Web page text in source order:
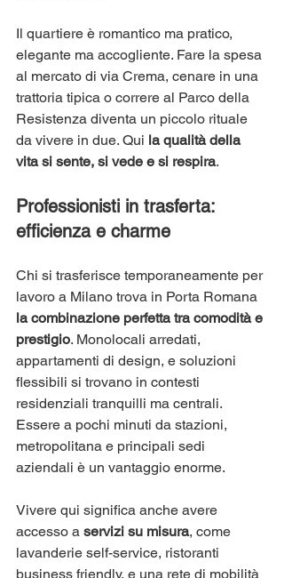
Il quartiere è romantico ma pratico,
elegante ma accogliente. Fare la spesa
al mercato di via Crema, cenare in una
trattoria tipica o correre al Parco della
Resistenza diventa un piccolo rituale
da vivere in due. Qui la qualità della
vita si sente, si vede e si respira.
Professionisti in trasferta:
efficienza e charme
Chi si trasferisce temporaneamente per
lavoro a Milano trova in Porta Romana
la combinazione perfetta tra comodità e
prestigio. Monolocali arredati,
appartamenti di design, e soluzioni
flessibili si trovano in contesti
residenziali tranquilli ma centrali.
Essere a pochi minuti da stazioni,
metropolitana e principali sedi
aziendali è un vantaggio enorme.
Vivere qui significa anche avere
accesso a servizi su misura, come
lavanderie self-service, ristoranti
business friendly, e una rete di mobilità